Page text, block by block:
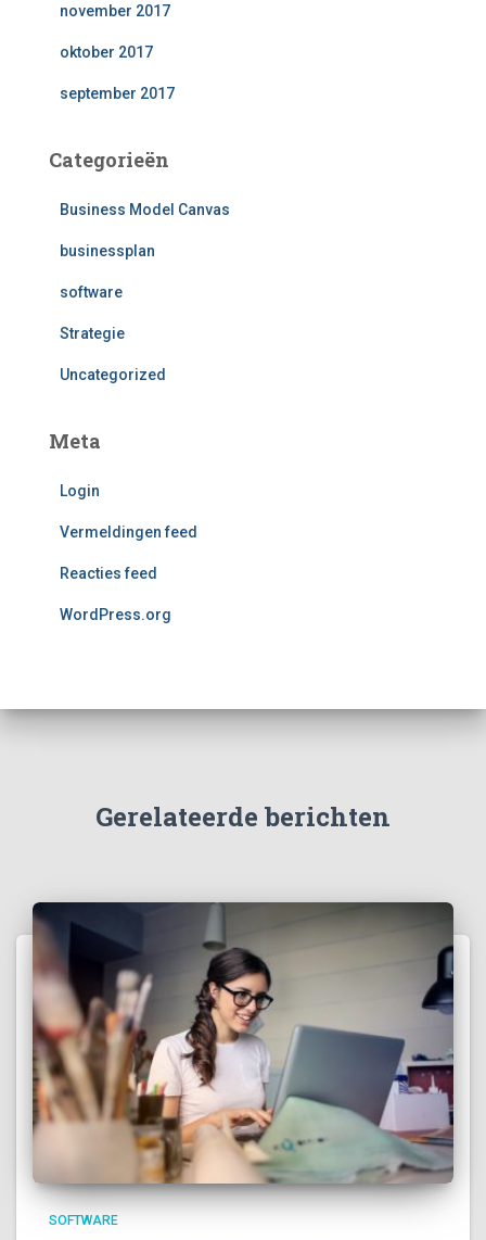
november 2017
oktober 2017
september 2017
Categorieën
Business Model Canvas
businessplan
software
Strategie
Uncategorized
Meta
Login
Vermeldingen feed
Reacties feed
WordPress.org
Gerelateerde berichten
SOFTWARE